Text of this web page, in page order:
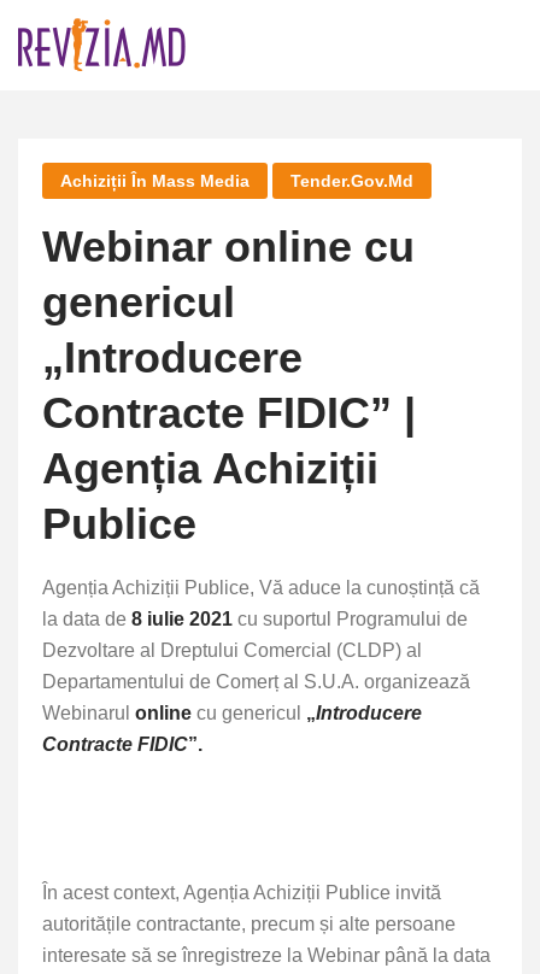
Achiziții În Mass Media Tender.gov.md
Webinar online cu
genericul
„Introducere
Contracte FIDIC” |
Agenția Achiziții
Publice
Agenția Achiziții Publice, Vă aduce la cunoștință că
la data de 8 iulie 2021 cu suportul Programului de
Dezvoltare al Dreptului Comercial (CLDP) al
Departamentului de Comerț al S.U.A. organizează
Webinarul online cu genericul „Introducere
Contracte FIDIC”.
În acest context, Agenția Achiziții Publice invită
autoritățile contractante, precum și alte persoane
interesate să se înregistreze la Webinar până la data